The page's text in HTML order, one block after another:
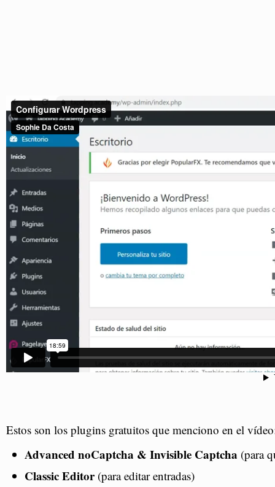
Estos son los plugins gratuitos que menciono en el
Advanced noCaptcha & Invisible Captcha (para
Classic Editor(para editar entradas)